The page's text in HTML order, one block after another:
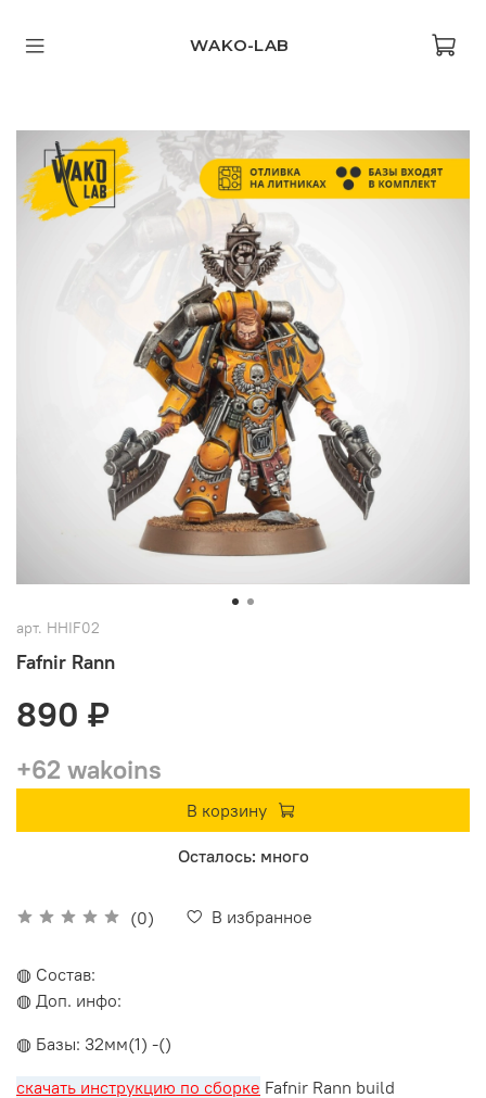
WAKO-LAB
арт. HHIF02
Fafnir Rann
(0) В избранное
890 ₽
+62 wakoins
В корзину
Осталось: много
◍ Состав:
◍ Доп. инфо:
◍ Базы: 32мм(1) -()
скачать инструкцию по сборке Fafnir Rann build